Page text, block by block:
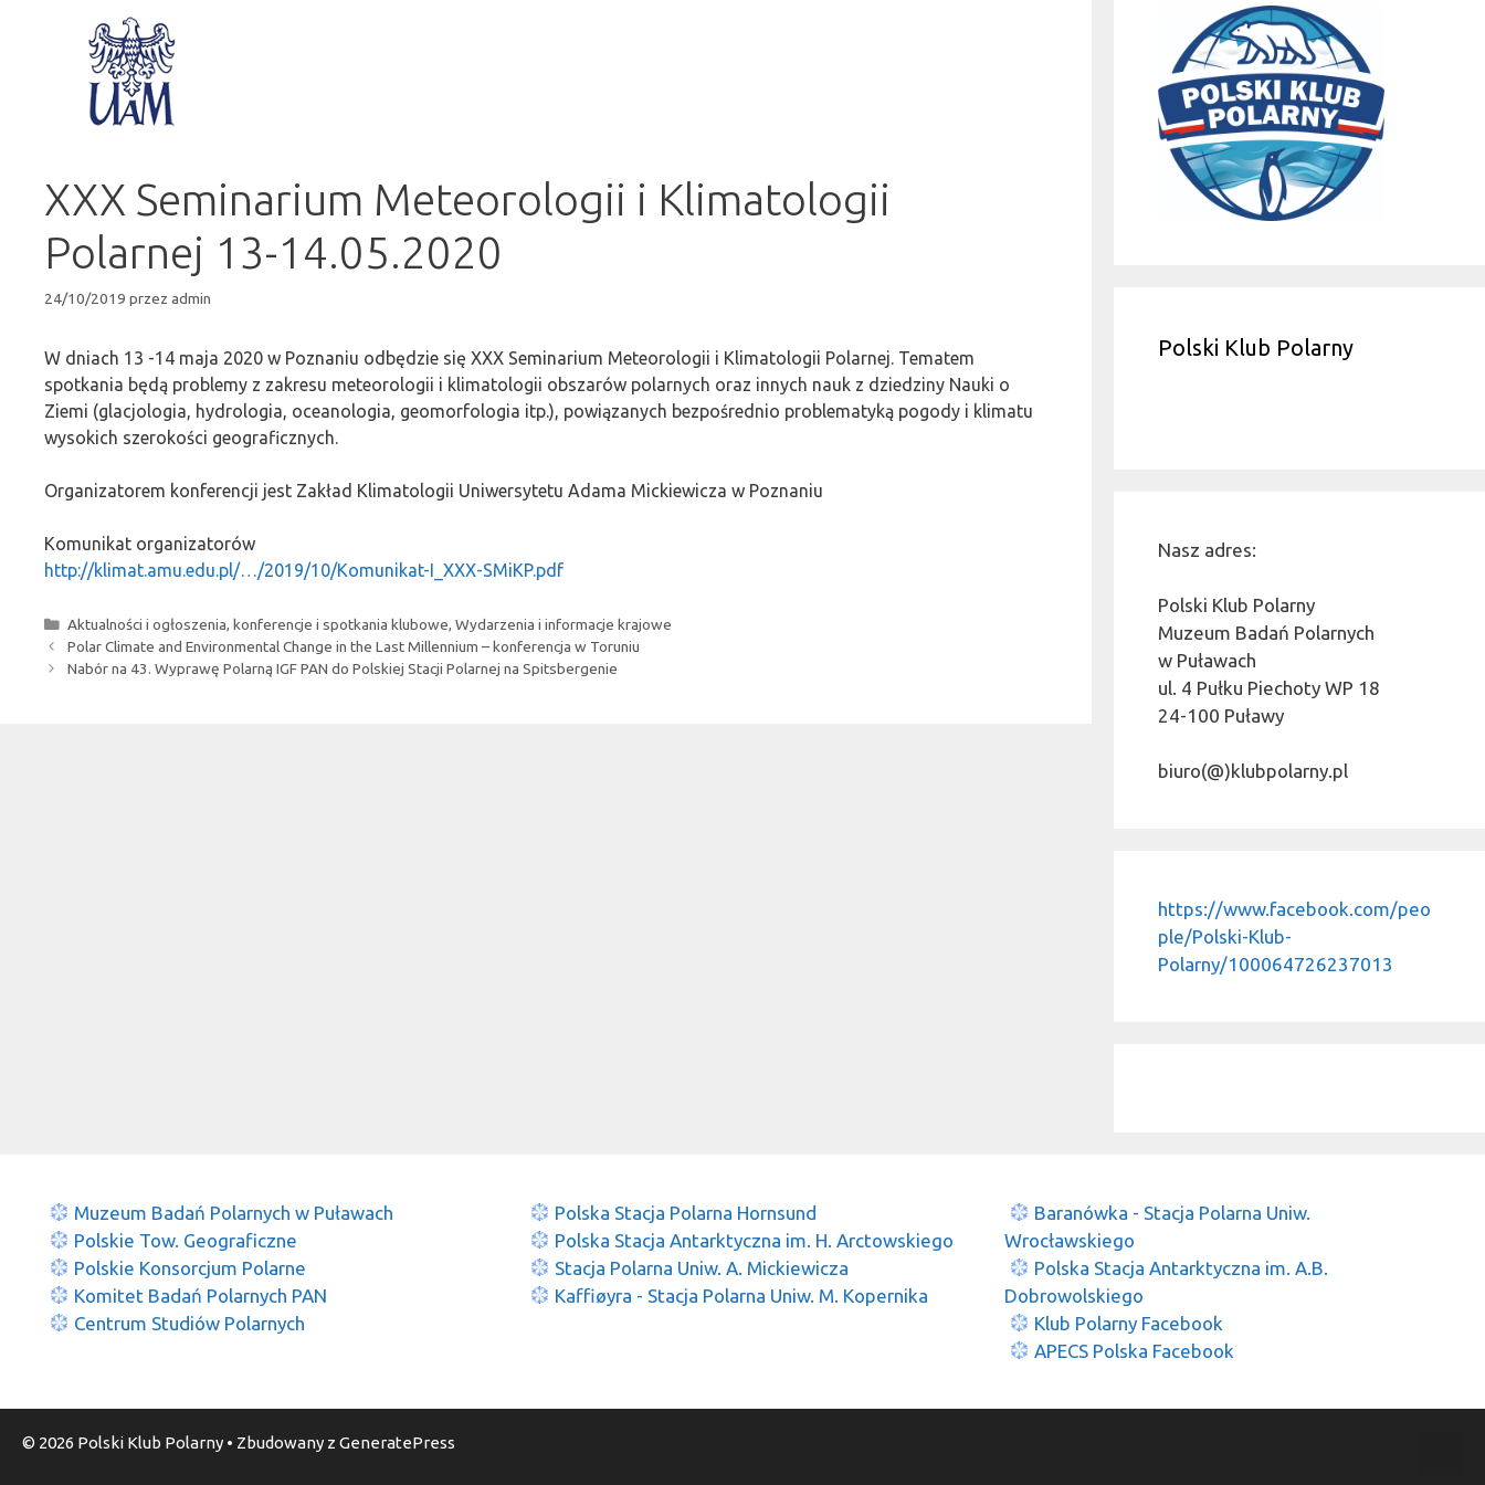
XXX Seminarium Meteorologii i Klimatologii
Polarnej 13-14.05.2020
24/10/2019 przez admin
W dniach 13 -14 maja 2020 w Poznaniu odbędzie się XXX Seminarium Meteorologii i Klimatologii Polarnej. Tematem
spotkania będą problemy z zakresu meteorologii i klimatologii obszarów polarnych oraz innych nauk z dziedziny Nauki o
Ziemi (glacjologia, hydrologia, oceanologia, geomorfologia itp.), powiązanych bezpośrednio problematyką pogody i klimatu
wysokich szerokości geograficznych.
Organizatorem konferencji jest Zakład Klimatologii Uniwersytetu Adama Mickiewicza w Poznaniu
Komunikat organizatorów
http://klimat.amu.edu.pl/…/2019/10/Komunikat-I_XXX-SMiKP.pdf
Kategorie
Aktualności i ogłoszenia,konferencje i spotkania klubowe,Wydarzenia i informacje krajowe
Polar Climate and Environmental Change in the Last Millennium – konferencja w Toruniu
Nabór na 43. Wyprawę Polarną IGF PAN do Polskiej Stacji Polarnej na Spitsbergenie
Polski Klub Polarny
Nasz adres:
Polski Klub Polarny
Muzeum Badań Polarnych
w Puławach
ul. 4 Pułku Piechoty WP 18
24-100 Puławy
biuro(@)klubpolarny.pl
https://www.facebook.com/peo
ple/Polski-Klub-
Polarny/100064726237013
Muzeum Badań Polarnych w Puławach
Polskie Tow. Geograficzne
Polskie Konsorcjum Polarne
Komitet Badań Polarnych PAN
Centrum Studiów Polarnych
Polska Stacja Polarna Hornsund
Polska Stacja Antarktyczna im. H. Arctowskiego
Stacja Polarna Uniw. A. Mickiewicza
Kaffiøyra - Stacja Polarna Uniw. M. Kopernika
Baranówka - Stacja Polarna Uniw.
Wrocławskiego
Polska Stacja Antarktyczna im. A.B.
Dobrowolskiego
Klub Polarny Facebook
APECS Polska Facebook
© 2026 Polski Klub Polarny • Zbudowany z GeneratePress